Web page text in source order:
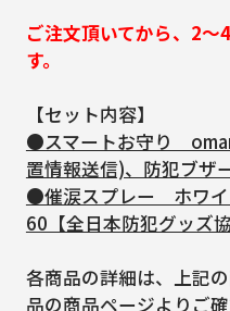
ご注文頂いてから、2～
す。
【セット内容】
●スマートお守り
置情報送信)、防犯ブザ
●催涙スプレー ホワ
60【全日本防犯グッズ
各商品の詳細は、上記
品の商品ページよりご確